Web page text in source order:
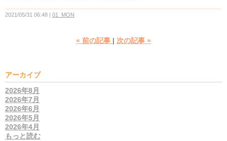
2021/05/31 06:48 01_MON
« 前の記事 次の記事 »
アーカイブ
2026年8月
2026年7月
2026年6月
2026年5月
2026年4月
もっと読む